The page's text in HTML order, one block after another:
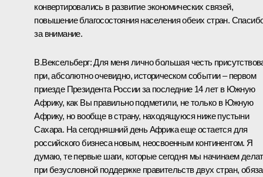
конвертировались в развитие экономических связей,
повышение благосостояния населения обеих стран.
за внимание.
В.Вексельберг: Для меня лично большая честь
при, абсолютно очевидно, историческом событии – первом
приезде Президента России за последние 14 лет в Южную
Африку, как Вы правильно подметили, не только в Южную
Африку, но вообще в страну, находящуюся ниже пустыни
Сахара. На сегодняшний день Африка еще остается для
российского бизнеса новым, неосвоенным континентом. Я
думаю, те первые шаги, которые сегодня мы начинаем
при безусловной поддержке правительств двух стран,